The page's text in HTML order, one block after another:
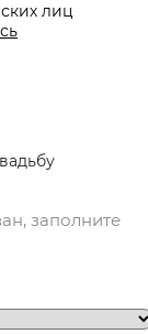
лиц
заполните